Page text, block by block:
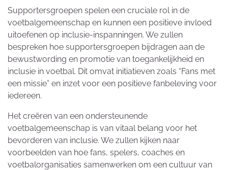
Supportersgroepen spelen een cruciale rol in de
voetbalgemeenschap en kunnen een positieve invloed
uitoefenen op inclusie-inspanningen. We zullen
bespreken hoe supportersgroepen bijdragen aan de
bewustwording en promotie van toegankelijkheid en
inclusie in voetbal. Dit omvat initiatieven zoals “Fans met
een missie” en inzet voor een positieve fanbeleving voor
iedereen.
Het creëren van een ondersteunende
voetbalgemeenschap is van vitaal belang voor het
bevorderen van inclusie. We zullen kijken naar
voorbeelden van hoe fans, spelers, coaches en
voetbalorganisaties samenwerken om een cultuur van